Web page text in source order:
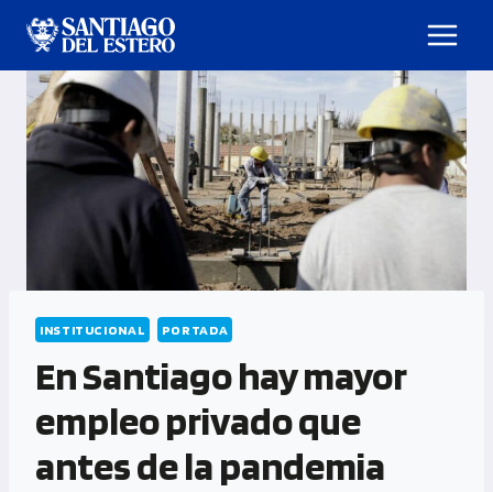
INSTITUCIONAL PORTADA
En Santiago hay mayor
empleo privado que
antes de la pandemia